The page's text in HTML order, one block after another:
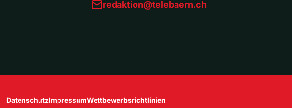
redaktion@telebaern.ch
DatenschutzImpressumWettbewerbsrichtlinien